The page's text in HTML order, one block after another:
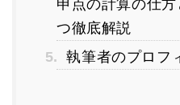
申点の計算の仕
つ徹底解説
5. 執筆者のプロフ